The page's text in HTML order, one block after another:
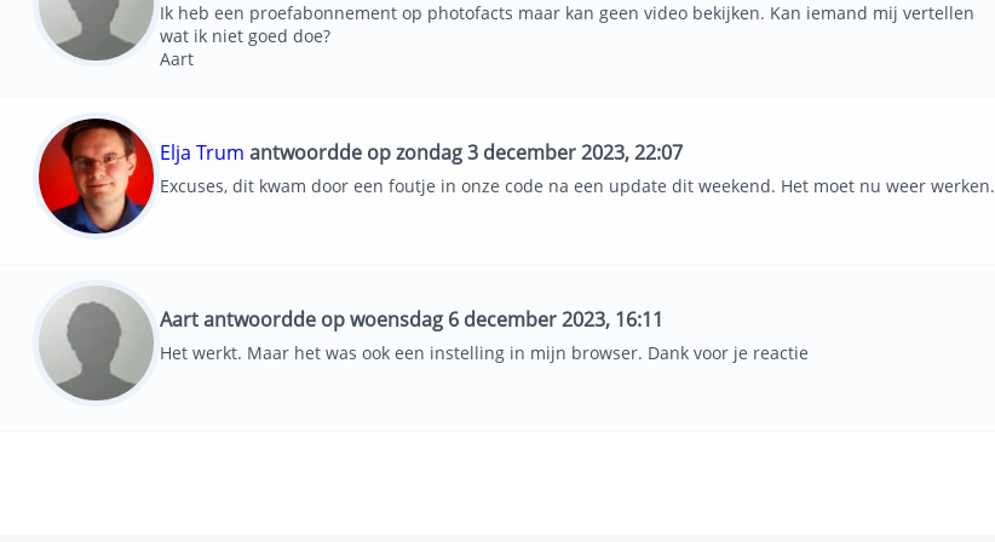
Ik heb een proefabonnement op photofacts maar kan geen video bekijken. Kan iemand mij vertellen
wat ik niet goed doe?
Aart
Elja Trum antwoordde op zondag 3 december 2023, 22:07
Excuses, dit kwam door een foutje in onze code na een update dit weekend. Het moet nu weer werken.
Aart antwoordde op woensdag 6 december 2023, 16:11
Het werkt. Maar het was ook een instelling in mijn browser. Dank voor je reactie